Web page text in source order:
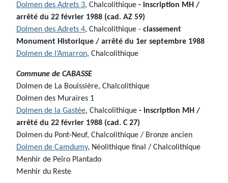
Dolmen des Adrets 3, Chalcolithique - inscription MH /
arrêté du 22 février 1988 (cad. AZ 59)
Dolmen des Adrets 4, Chalcolithique - classement
Monument Historique / arrêté du 1er septembre 1988
Dolmen de l’Amarron, Chalcolithique
Commune de CABASSE
Dolmen de La Bouissière, Chalcolithique
Dolmen des Muraires 1
Dolmen de la Gastée, Chalcolithique - inscription MH /
arrêté du 22 février 1988 (cad. C 27)
Dolmen du Pont-Neuf, Chalcolithique / Bronze ancien
Dolmen de Camdumy, Néolithique final / Chalcolithique
Menhir de Peïro Plantado
Menhir du Reste